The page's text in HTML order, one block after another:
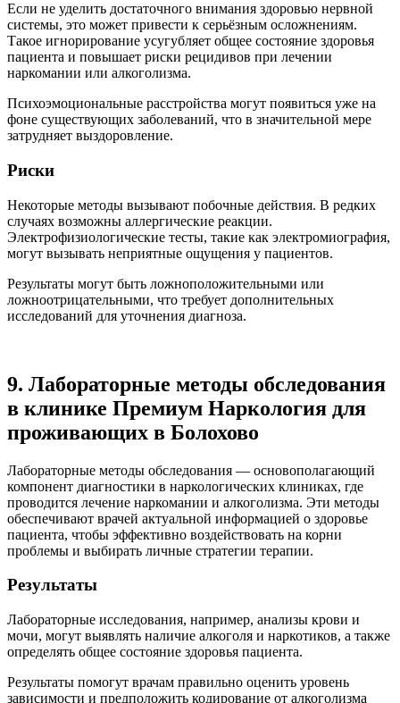
Если не уделить достаточного внимания здоровью нервной
системы, это может привести к серьёзным осложнениям.
Такое игнорирование усугубляет общее состояние здоровья
пациента и повышает риски рецидивов при лечении
наркомании или алкоголизма.
Психоэмоциональные расстройства могут появиться уже на
фоне существующих заболеваний, что в значительной мере
затрудняет выздоровление.
Риски
Некоторые методы вызывают побочные действия. В редких
случаях возможны аллергические реакции.
Электрофизиологические тесты, такие как электромиография,
могут вызывать неприятные ощущения у пациентов.
Результаты могут быть ложноположительными или
ложноотрицательными, что требует дополнительных
исследований для уточнения диагноза.
9. Лабораторные методы обследования
в клинике Премиум Наркология для
проживающих в Болохово
Лабораторные методы обследования — основополагающий
компонент диагностики в наркологических клиниках, где
проводится лечение наркомании и алкоголизма. Эти методы
обеспечивают врачей актуальной информацией о здоровье
пациента, чтобы эффективно воздействовать на корни
проблемы и выбирать личные стратегии терапии.
Результаты
Лабораторные исследования, например, анализы крови и
мочи, могут выявлять наличие алкоголя и наркотиков, а также
определять общее состояние здоровья пациента.
Результаты помогут врачам правильно оценить уровень
зависимости и предположить кодирование от алкоголизма